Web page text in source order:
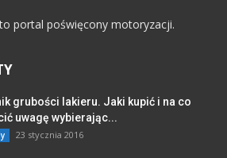
portal poświęcony motoryzacji.
grubości lakieru. Jaki kupić i na co
uwagę wybierając...
23 stycznia 2016